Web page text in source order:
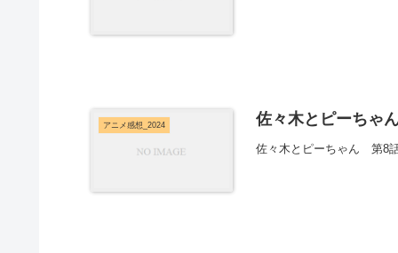
アニメ感想_2024 佐々木とピーちゃ
佐々木とピーちゃん 第8